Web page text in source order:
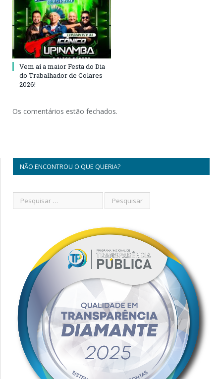
Vem aí a maior Festa do Dia
do Trabalhador de Colares
2026!
Os comentários estão fechados.
NÃO ENCONTROU O QUE QUERIA?